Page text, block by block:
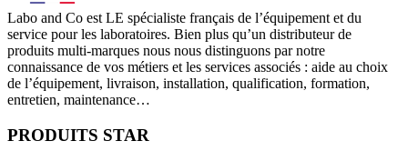
Labo and Co est LE spécialiste français de l’équipement et du
service pour les laboratoires. Bien plus qu’un distributeur de
produits multi-marques nous nous distinguons par notre
connaissance de vos métiers et les services associés : aide au choix
de l’équipement, livraison, installation, qualification, formation,
entretien, maintenance…
PRODUITS STAR